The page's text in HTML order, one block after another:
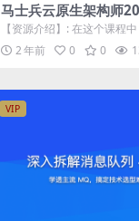
马士兵云原生架构师
【资源介绍】: 在这个课程
解云原生架构的核心概念、
2 年前 0 0
VIP